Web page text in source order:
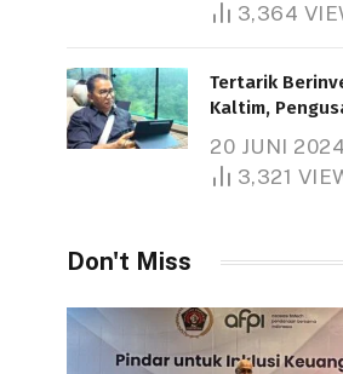
3,364
Tertarik
Kaltim,
1.000 Hektare
20 JUNI 2024
3,321
Don't Miss